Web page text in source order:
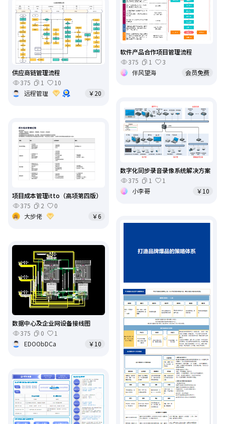
软件产品合作项目管理流程
375
1
3
伴风望海
会员免费
供应商链管理流程
375
1
10
远程管理
￥20
数字化同步录音录像系统解决方案
375
1
1
小李哥
￥10
项目成本管理itto（高项第四版）
375
2
0
大步佬
￥6
数据中心及企业网设备接线图
375
0
1
EDOObDCa
￥10